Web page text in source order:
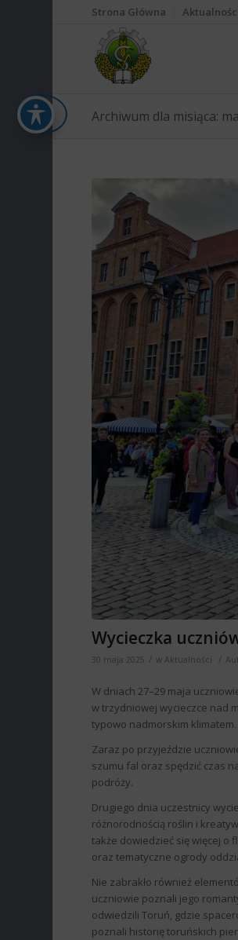
Strona Główna Aktualności
Archiwum dla misiąca:
Wycieczka
30 maja 2025 / wAktualności /
W dniach 27–29 maja
w trzydniowej wycieczce nad
typowo nadmorskim klimatem.
Zaraz po przyjeździe
szumu fal oraz spędzić czas
podróży.
Drugiego dnia uczestnicy
różnorodnością roślin i
także dowiedzieć się więcej o
oraz tematyczne ogrody
Nie zabrakło również
uczniowie poznali jego
odwiedzili Toruń, gdzie
poznali historię toruńskich